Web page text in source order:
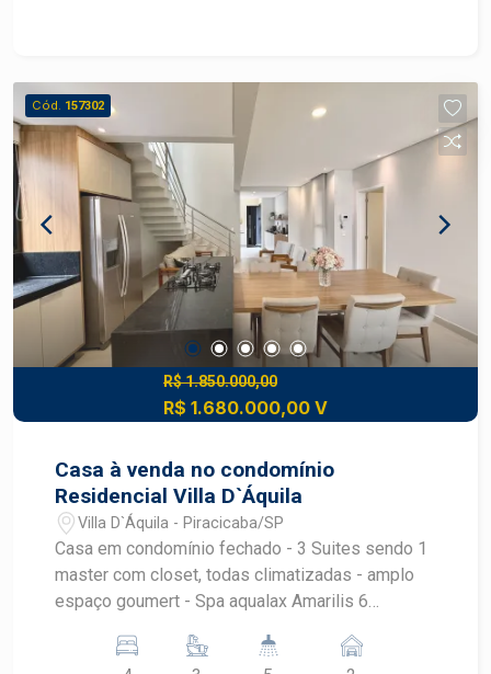
ótimo espaço para lazer, jardinagem ou projetos
futuros - 02 vagas de garagem cobertas - Vagas
descobertas adicionais para visitantes Agende
sua visita!
Cód. 157302
R$ 1.850.000,00
R$ 1.680.000,00 V
Casa à venda no condomínio
Residencial Villa D`Áquila
Villa D`Áquila - Piracicaba/SP
Casa em condomínio fechado - 3 Suites sendo 1
master com closet, todas climatizadas - amplo
espaço goumert - Spa aqualax Amarilis 6
podendo virar 1 dormitorio no terreo, climatizada